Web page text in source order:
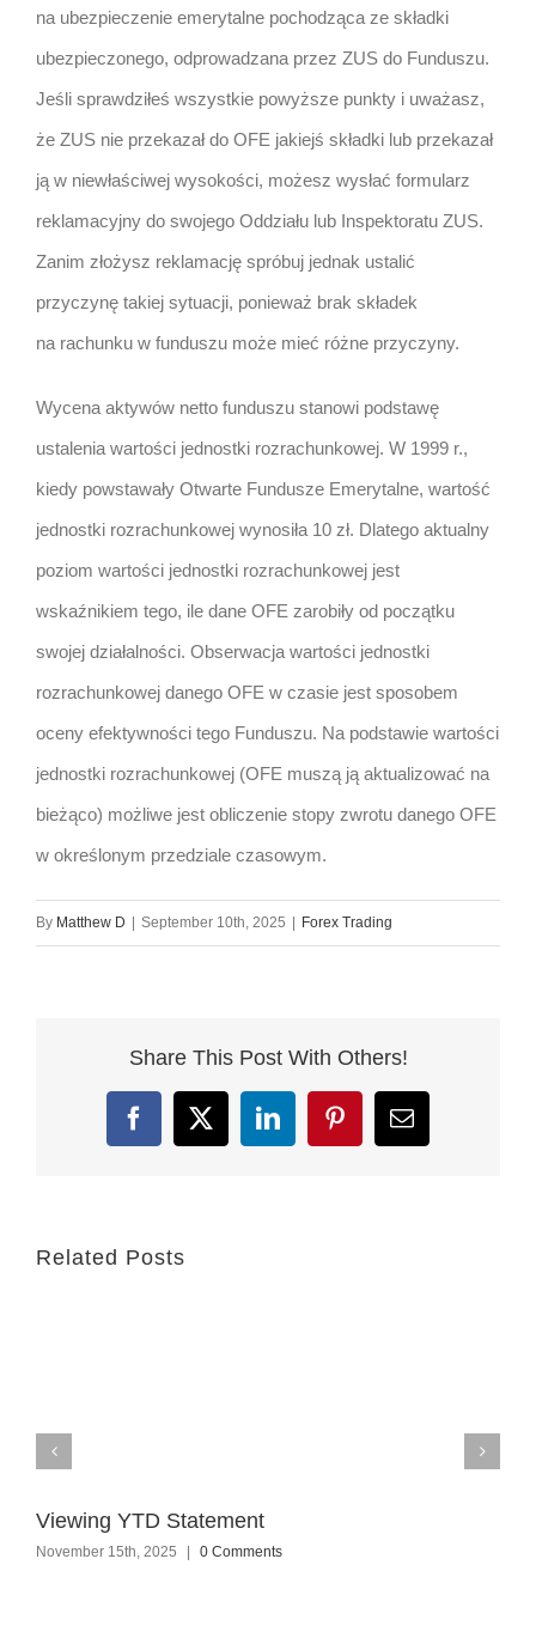
na ubezpieczenie emerytalne pochodząca ze składki
ubezpieczonego, odprowadzana przez ZUS do Funduszu.
Jeśli sprawdziłeś wszystkie powyższe punkty i uważasz,
że ZUS nie przekazał do OFE jakiejś składki lub przekazał
ją w niewłaściwej wysokości, możesz wysłać formularz
reklamacyjny do swojego Oddziału lub Inspektoratu ZUS.
Zanim złożysz reklamację spróbuj jednak ustalić
przyczynę takiej sytuacji, ponieważ brak składek
na rachunku w funduszu może mieć różne przyczyny.
Wycena aktywów netto funduszu stanowi podstawę
ustalenia wartości jednostki rozrachunkowej. W 1999 r.,
kiedy powstawały Otwarte Fundusze Emerytalne, wartość
jednostki rozrachunkowej wynosiła 10 zł. Dlatego aktualny
poziom wartości jednostki rozrachunkowej jest
wskaźnikiem tego, ile dane OFE zarobiły od początku
swojej działalności. Obserwacja wartości jednostki
rozrachunkowej danego OFE w czasie jest sposobem
oceny efektywności tego Funduszu. Na podstawie wartości
jednostki rozrachunkowej (OFE muszą ją aktualizować na
bieżąco) możliwe jest obliczenie stopy zwrotu danego OFE
w określonym przedziale czasowym.
By Matthew D September 10th, 2025 Forex Trading
Share This Post With Others!
Facebook
X LinkedInPinterestEmail
Related Posts
Viewing YTD Statement
November 15th, 2025 | 0 Comments